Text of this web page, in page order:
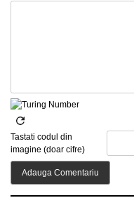
Tastati codul din
imagine (doar cifre)